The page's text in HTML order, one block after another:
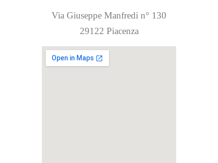
Via Giuseppe Manfredi n° 130
29122 Piacenza